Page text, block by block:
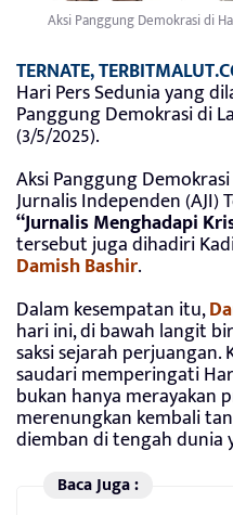
Aksi Panggung Demokrasi di
TERNATE,
Hari Pers Sedunia yang
Panggung Demokrasi di
(3/5/2025).
Aksi Panggung
Jurnalis Independen
“Jurnalis Menghadapi
tersebut juga dihadiri
Damish Bashir.
Dalam kesempatan itu,
hari ini, di bawah langit
saksi sejarah perjuangan.
saudari memperingati
bukan hanya merayakan
merenungkan kembali
diemban di tengah dunia
Baca Juga :